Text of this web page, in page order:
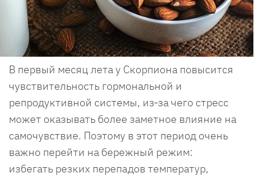
В первый месяц лета у Скорпиона повысится
чувствительность гормональной и
репродуктивной системы, из‑за чего стресс
может оказывать более заметное влияние на
самочувствие. Поэтому в этот период очень
важно перейти на бережный режим:
избегать резких перепадов температур,